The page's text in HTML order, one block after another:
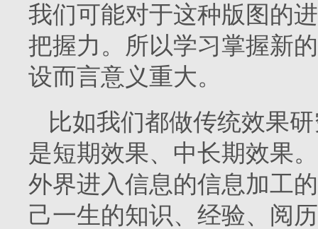
我们可能对于这种版图的
把握力。所以学习掌握新
设而言意义重大。
比如我们都做传统效果
是短期效果、中长期效果
外界进入信息的信息加工
己一生的知识、经验、阅